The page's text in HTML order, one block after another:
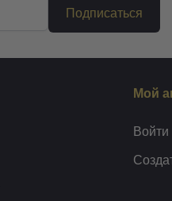
Подписаться
Мой
Войти